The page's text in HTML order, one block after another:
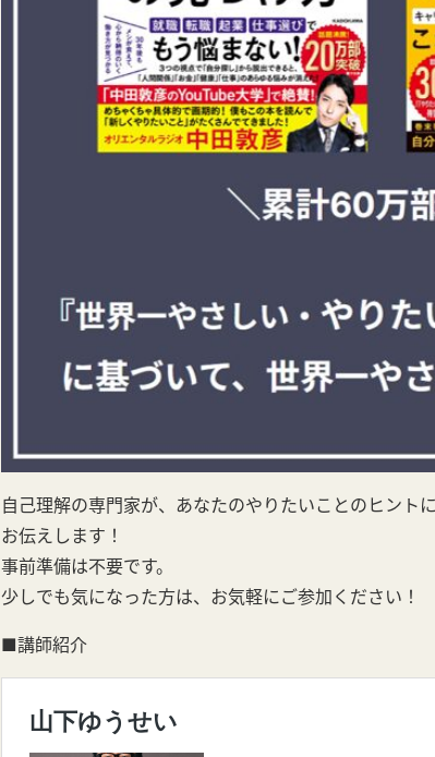
自己理解の専門家が、あなたのやりたいことのヒント
お伝えします！
事前準備は不要です。
少しでも気になった方は、お気軽にご参加ください！
■講師紹介